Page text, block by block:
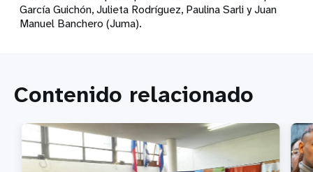
García Guichón, Julieta Rodríguez, Paulina Sarli y Juan
Manuel Banchero (Juma).
Contenido relacionado